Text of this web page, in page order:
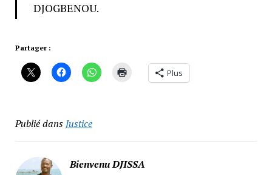
DJOGBENOU.
Partager :
Plus
Publié dans Justice
Bienvenu DJISSA